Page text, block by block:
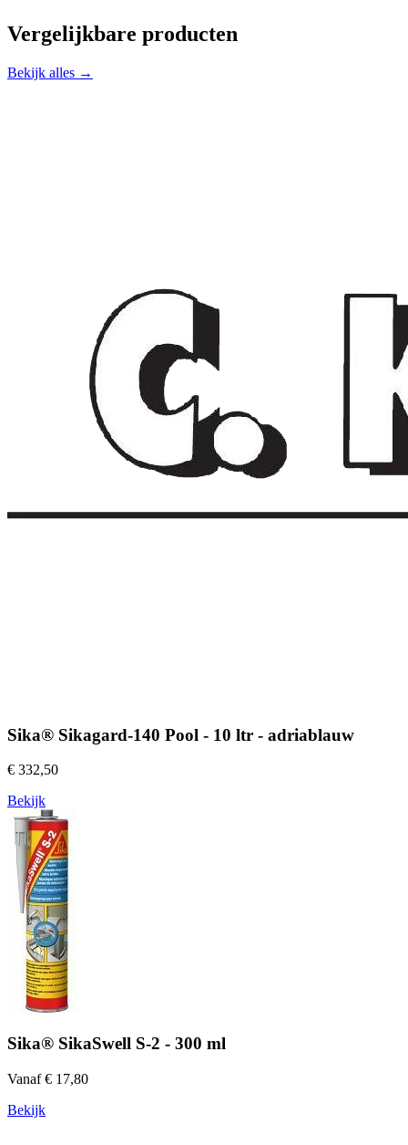
Vergelijkbare producten
Bekijk alles →
Sika® Sikagard-140 Pool - 10 ltr - adriablauw
€ 332,50
Bekijk
Sika® SikaSwell S-2 - 300 ml
Vanaf € 17,80
Bekijk